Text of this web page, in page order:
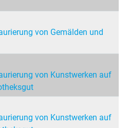
von Gemälden und
von Kunstwerken auf
von Kunstwerken auf